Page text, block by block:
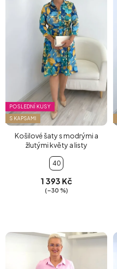
POSLEDNÍ KUSY
S KAPSAMI
Košilové šaty s modrými a
žlutými květy a listy
40
1 393 Kč
(–30 %)